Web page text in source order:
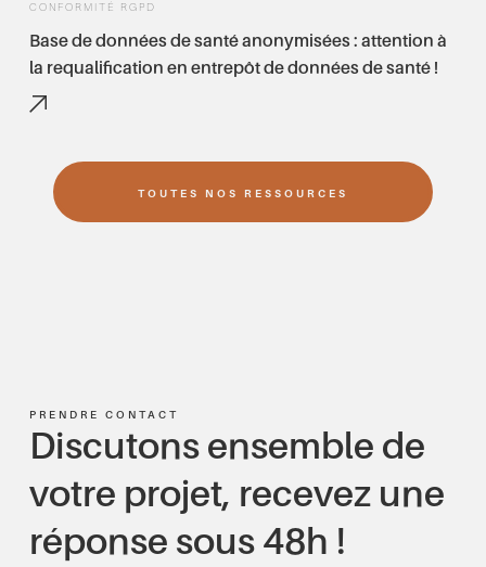
CONFORMITÉ RGPD
Base de données de santé anonymisées : attention à
la requalification en entrepôt de données de santé !
TOUTES NOS RESSOURCES
PRENDRE CONTACT
Discutons ensemble de
votre projet, recevez une
réponse sous 48h !